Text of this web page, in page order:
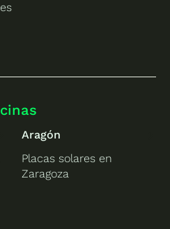
Aragón
Placas solares en
Zaragoza